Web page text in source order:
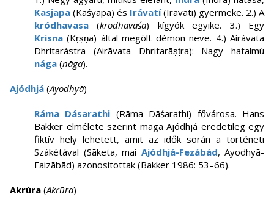
Kasjapa (Kaśyapa) és Irávatí(Irāvatī) gyermeke. 2.) A
kródhavasa (krodhavaśa) kígyók egyike. 3.) Egy
Krisna (Kṛṣṇa) által megölt démon neve. 4.) Airávata
Dhritarástra (Airāvata Dhritarāṣṭra): Nagy hatalmú
nága (nāga).
Ajódhjá (Ayodhyā)
Ráma Dásarathi (Rāma Dāśarathi) fővárosa. Hans
Bakker elmélete szerint maga Ajódhjá eredetileg egy
fiktív hely lehetett, amit az idők során a történeti
Szákétával (Sāketa, mai Ajódhjá-Fezábád, Ayodhyā-
Faizābād) azonosítottak (Bakker 1986: 53–66).
Akrúra (Akrūra)